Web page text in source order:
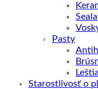
Pasty
Starostlivosť o